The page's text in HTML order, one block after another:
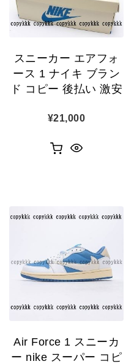
スニーカー エアフォ
ース 1 ナイキ ブラン
ド コピー 後払い 激安
¥21,000
Air Force 1 スニーカ
ー nike スーパー コピ